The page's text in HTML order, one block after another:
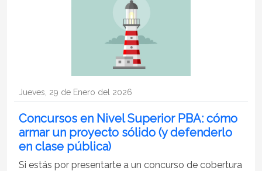
Jueves, 29 de Enero del 2026
Concursos en Nivel Superior PBA: cómo
armar un proyecto sólido (y defenderlo
en clase pública)
Si estás por presentarte a un concurso de cobertura